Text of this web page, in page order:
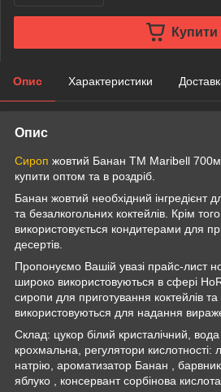
Купити
Опис Характеристики
Опис
Сироп жовтий Банан TM Maribell
купити оптом та в роздріб.
Банан жовтий необхідний інгредієнт
та безалкогольних коктейлів. Крім
використовується кондитерами для
десертів.
Пропонуємо Вашій увазі прайс-лист
широко використовуються в сфері
сиропи для приготування коктейлів та
використовуються для надання
Склад: цукор білий кристалічний,
крохмальна, регулятори кислотності:
натрію, ароматизатор Банан ,
яблуко , консервант сорбінова кислота.